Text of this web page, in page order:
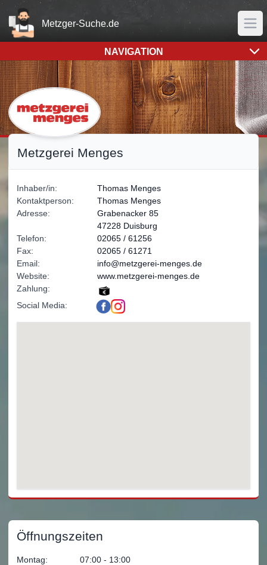
Home
Metzger-Suche.de
NAVIGATION
Sämtliche Bilder- und Logorechte liegen bei der Metzgerei
Metzgerei Menges
Inhaber/in: Thomas Menges
Kontaktperson:
Thomas Menges
Adresse:
Grabenacker 85
47228 Duisburg
Telefon:
02065 / 61256
Fax:
02065 / 61271
Email:
info@metzgerei-menges.de
Website:
www.metzgerei-menges.de
Zahlung:
Social Media:
Öffnungszeiten
Montag:
07:00 ‐ 13:00